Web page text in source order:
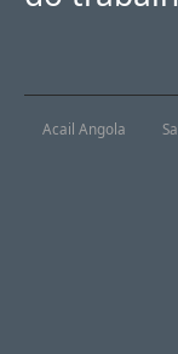
Acail Angola